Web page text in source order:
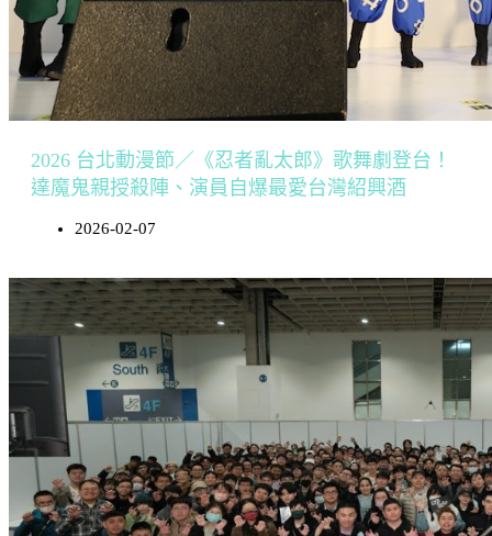
2026 台北動漫節／《忍者亂太郎》歌舞劇登台！
達魔鬼親授殺陣、演員自爆最愛台灣紹興酒
2026-02-07